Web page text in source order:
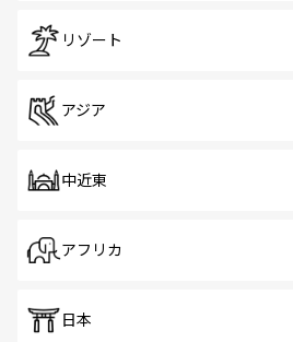
リゾート
アジア
中近東
アフリカ
日本